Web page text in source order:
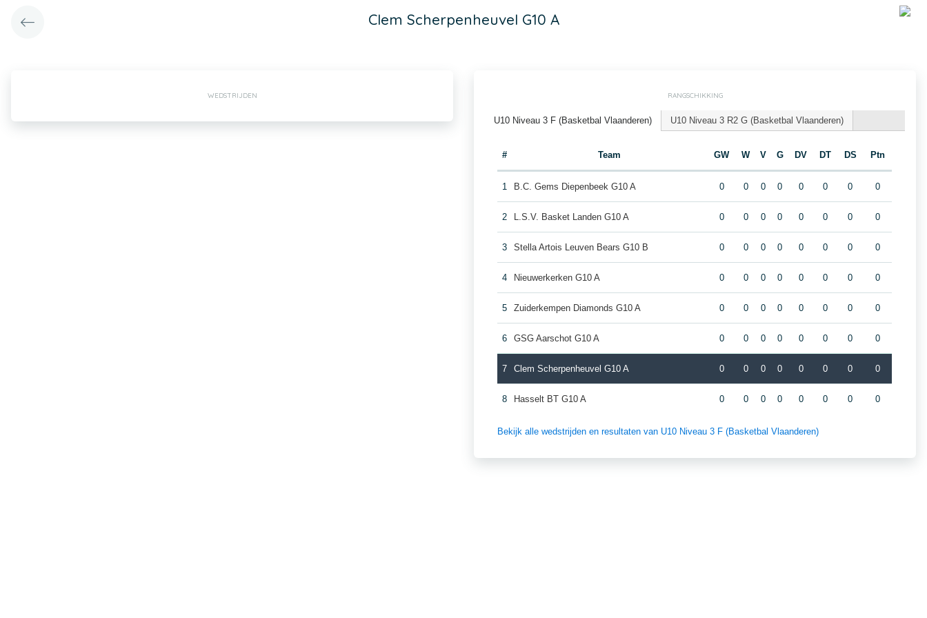
Clem Scherpenheuvel G10 A
WEDSTRIJDEN RANGSCHIKKING
U10 Niveau 3 F (Basketbal Vlaanderen) U10 Niveau 3 R2 G (Basketbal Vlaanderen)
# Team GW W V G DV DT DS Ptn
1 B.C. Gems Diepenbeek G10 A 0 0 0 0 0 0 0 0
2 L.S.V. Basket Landen G10 A 0 0 0 0 0 0 0 0
3 Stella Artois Leuven Bears G10 B 0 0 0 0 0 0 0 0
4 Nieuwerkerken G10 A 0 0 0 0 0 0 0 0
5 Zuiderkempen Diamonds G10 A 0 0 0 0 0 0 0 0
6 GSG Aarschot G10 A 0 0 0 0 0 0 0 0
7 Clem Scherpenheuvel G10 A 0 0 0 0 0 0 0 0
8 Hasselt BT G10 A 0 0 0 0 0 0 0 0
Bekijk alle wedstrijden en resultaten van U10 Niveau 3 F (Basketbal Vlaanderen)